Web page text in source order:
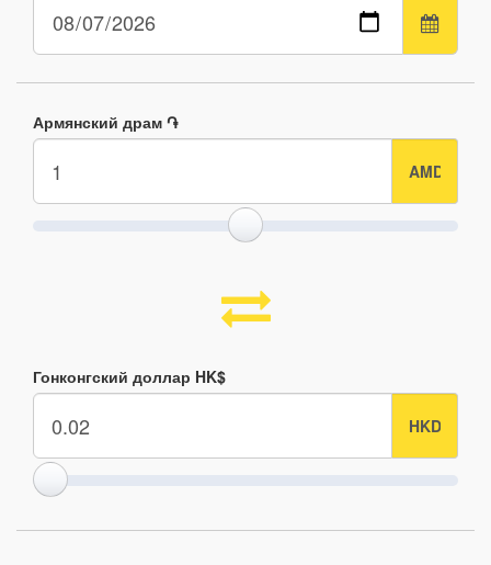
Армянский драм ֏
Гонконгский доллар HK$